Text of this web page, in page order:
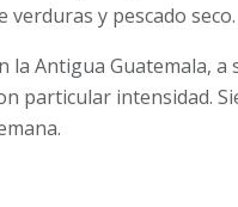
verduras y pescado seco.
la Antigua Guatemala,
particular intensidad.